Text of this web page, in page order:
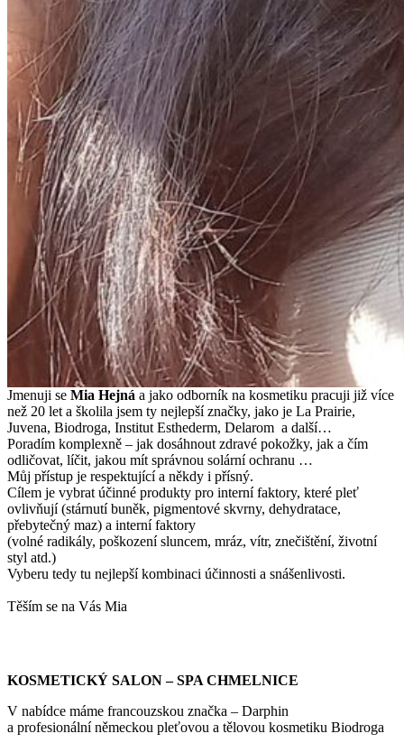
Jmenuji se Mia Hejná a jako odborník na kosmetiku pracuji již více
než 20 let a školila jsem ty nejlepší značky, jako je La Prairie,
Juvena, Biodroga, Institut Esthederm, Delarom a další…
Poradím komplexně – jak dosáhnout zdravé pokožky, jak a čím
odličovat, líčit, jakou mít správnou solární ochranu …
Můj přístup je respektující a někdy i přísný.
Cílem je vybrat účinné produkty pro interní faktory, které pleť
ovlivňují (stárnutí buněk, pigmentové skvrny, dehydratace,
přebytečný maz) a interní faktory
(volné radikály, poškození sluncem, mráz, vítr, znečištění, životní
styl atd.)
Vyberu tedy tu nejlepší kombinaci účinnosti a snášenlivosti.
Těším se na Vás Mia
KOSMETICKÝ SALON – SPA CHMELNICE
V nabídce máme francouzskou značka – Darphin
a profesionální německou pleťovou a tělovou kosmetiku Biodroga